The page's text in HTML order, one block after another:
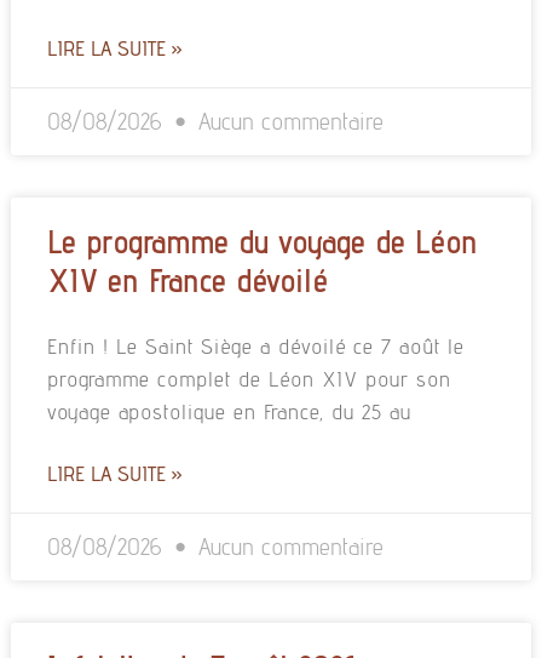
LIRE LA SUITE »
08/08/2026 Aucun commentaire
Le programme du voyage de Léon
XIV en France dévoilé
Enfin ! Le Saint Siège a dévoilé ce 7 août le
programme complet de Léon XIV pour son
voyage apostolique en France, du 25 au
LIRE LA SUITE »
08/08/2026 Aucun commentaire